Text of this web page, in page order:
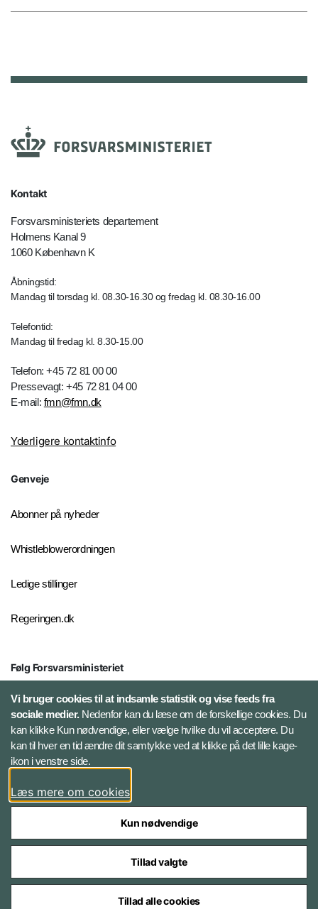
Kontakt
Forsvarsministeriets departement
Holmens Kanal 9
1060 København K
Åbningstid:
Mandag til torsdag kl. 08.30-16.30 og fredag kl. 08.30-16.00
Telefontid:
Mandag til fredag kl. 8.30-15.00
Telefon: +45 72 81 00 00
Pressevagt: +45 72 81 04 00
E-mail: fmn@fmn.dk
Yderligere kontaktinfo
Genveje
Abonner på nyheder
Whistleblowerordningen
Ledige stillinger
Regeringen.dk
Følg Forsvarsministeriet
X
LinkedIn
Instagram
Styrelser og myndigheder under Forsvarsministeriet
Vi bruger cookies til at indsamle statistik og vise feeds fra
sociale medier.Nedenfor kan du læse om de forskellige cookies. Du
kan klikke Kun nødvendige, eller vælge hvilke du vil acceptere. Du
kan til hver en tid ændre dit samtykke ved at klikke på det lille kage-
ikon i venstre side.
Læs mere om cookies
Kun nødvendige
Tillad valgte
Tillad alle cookies